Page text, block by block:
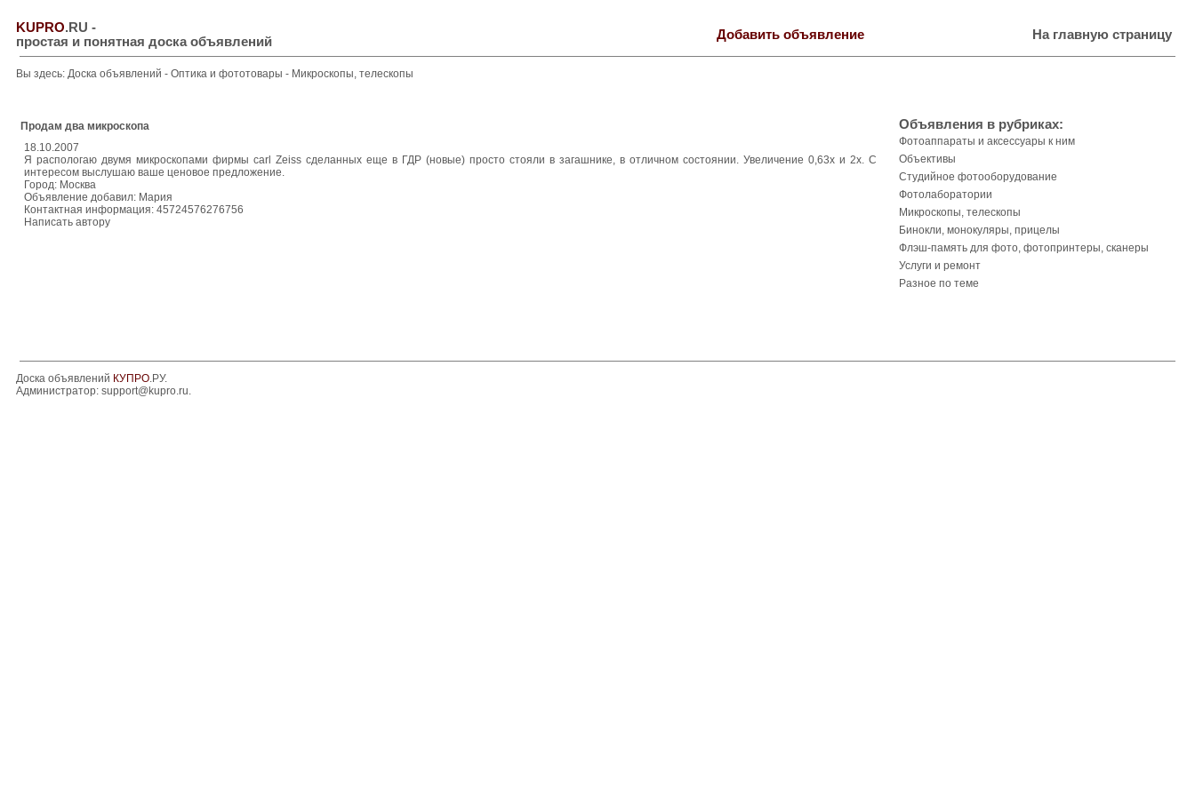
KUPRO.RU -
простая и понятная доска объявлений
Добавить объявление На главную страницу
Вы здесь: Доска объявлений - Оптика и фототовары - Микроскопы, телескопы
Продам два микроскопа
18.10.2007
Я распологаю двумя микроскопами фирмы сarl Zeiss сделанных еще в ГДР (новые) просто стояли в загашнике, в отличном состоянии. Увеличение 0,63х и 2х. С
интересом выслушаю ваше ценовое предложение.
Город: Москва
Объявление добавил: Мария
Контактная информация: 45724576276756
Написать автору
Объявления в рубриках:
Фотоаппараты и аксессуары к ним
Объективы
Студийное фотооборудование
Фотолаборатории
Микроскопы, телескопы
Бинокли, монокуляры, прицелы
Флэш-память для фото, фотопринтеры, сканеры
Услуги и ремонт
Разное по теме
Доска объявлений КУПРО.РУ.
Администратор: support@kupro.ru.